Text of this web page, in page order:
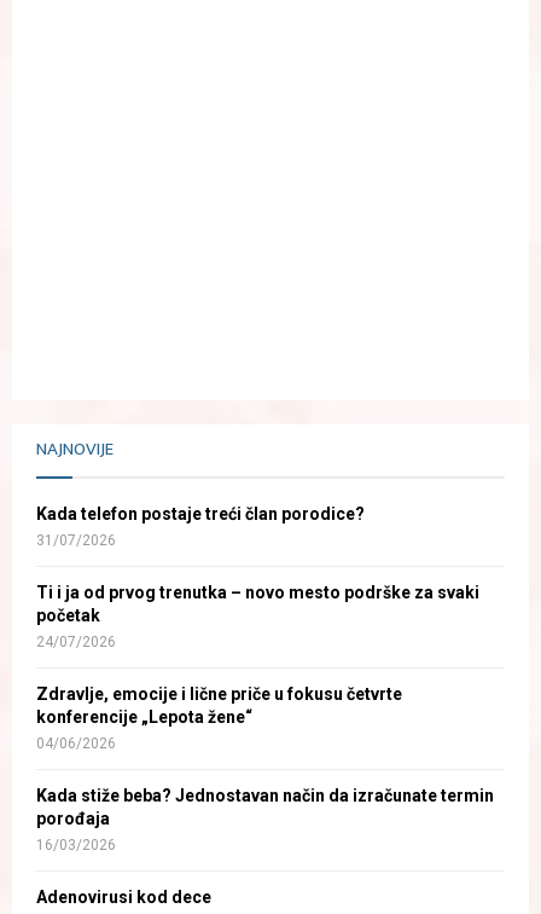
NAJNOVIJE
Kada telefon postaje treći član porodice?
31/07/2026
Ti i ja od prvog trenutka – novo mesto podrške za svaki
početak
24/07/2026
Zdravlje, emocije i lične priče u fokusu četvrte
konferencije „Lepota žene“
04/06/2026
Kada stiže beba? Jednostavan način da izračunate termin
porođaja
16/03/2026
Adenovirusi kod dece